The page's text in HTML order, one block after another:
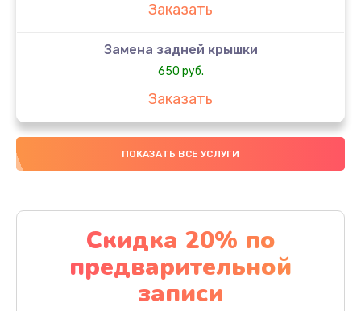
Заказать
Замена задней крышки
650 руб.
Заказать
Замена аккумулятора
4000 руб.
Замена материнской платы
1100 руб.
Заказать
ПОКАЗАТЬ ВСЕ УСЛУГИ
Скидка 20% по
предварительной
записи